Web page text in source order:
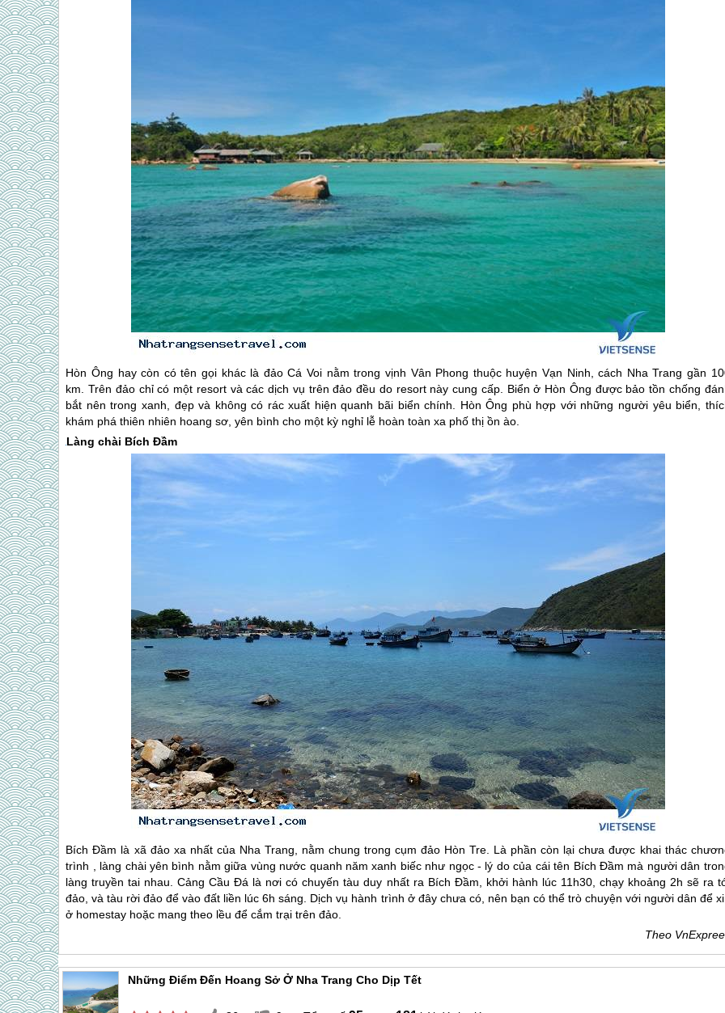
Hòn Ông hay còn có tên gọi khác là đảo Cá Voi nằm trong vịnh Vân Phong thuộc huyện Vạn Ninh, cách Nha Trang gần
km. Trên đảo chỉ có một resort và các dịch vụ trên đảo đều do resort này cung cấp. Biển ở Hòn Ông được bảo tồn chống
bắt nên trong xanh, đẹp và không có rác xuất hiện quanh bãi biển chính. Hòn Ông phù hợp với những người yêu biển,
khám phá thiên nhiên hoang sơ, yên bình cho một kỳ nghỉ lễ hoàn toàn xa phố thị ồn ào.
Làng chài Bích Đầm
Bích Đầm là xã đảo xa nhất của Nha Trang, nằm chung trong cụm đảo Hòn Tre. Là phần còn lại chưa được khai thác
trình , làng chài yên bình nằm giữa vùng nước quanh năm xanh biếc như ngọc - lý do của cái tên Bích Đầm mà người dân
làng truyền tai nhau. Cảng Cầu Đá là nơi có chuyến tàu duy nhất ra Bích Đầm, khởi hành lúc 11h30, chạy khoảng 2h sẽ ra
đảo, và tàu rời đảo để vào đất liền lúc 6h sáng. Dịch vụ hành trình ở đây chưa có, nên bạn có thể trò chuyện với người dân để
ở homestay hoặc mang theo lều để cắm trại trên đảo.
Theo
Những Điểm Đến Hoang Sở Ở Nha Trang Cho Dịp Tết